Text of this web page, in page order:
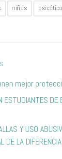
niños
mejor
ESTUDIANTES DE
Y USO
DE LA